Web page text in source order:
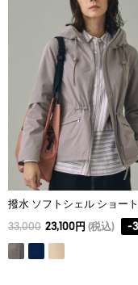
アイロン仕上げ
ドライクリーニ
ウェットクリー
38
40
42
33,000 23,100円 (税込) -